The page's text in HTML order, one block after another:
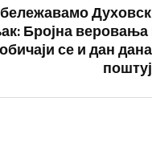
Бројна веровања
се и дан